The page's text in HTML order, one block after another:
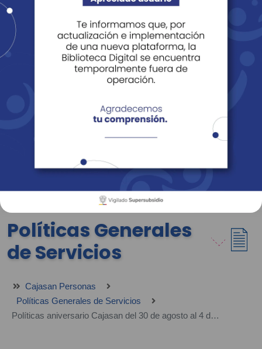
Revista Fácil Vivir
Sedes Directorio Servicios En Línea
Políticas Generales
de Servicios
Cajasan Personas
Políticas Generales de Servicios
Políticas aniversario Cajasan del 30 de agosto al 4 de septiembre